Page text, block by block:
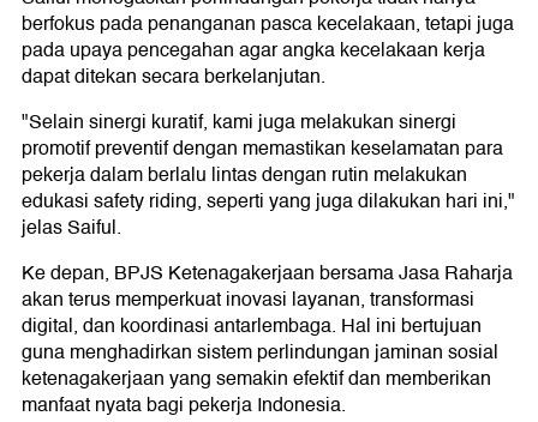
berfokus pada penanganan pasca kecelakaan, tetapi juga
pada upaya pencegahan agar angka kecelakaan kerja
dapat ditekan secara berkelanjutan.
"Selain sinergi kuratif, kami juga melakukan sinergi
promotif preventif dengan memastikan keselamatan para
pekerja dalam berlalu lintas dengan rutin melakukan
edukasi safety riding, seperti yang juga dilakukan hari ini,"
jelas Saiful.
Ke depan, BPJS Ketenagakerjaan bersama Jasa Raharja
akan terus memperkuat inovasi layanan, transformasi
digital, dan koordinasi antarlembaga. Hal ini bertujuan
guna menghadirkan sistem perlindungan jaminan sosial
ketenagakerjaan yang semakin efektif dan memberikan
manfaat nyata bagi pekerja Indonesia.